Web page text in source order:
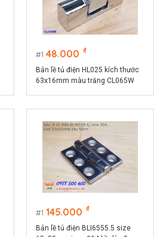
1 48.000 ₫
Bản lề tủ điện HL025 kích thước
63x16mm màu trắng CL065W
1 145.000 ₫
Bản lề tủ điện BLI6555.5 size